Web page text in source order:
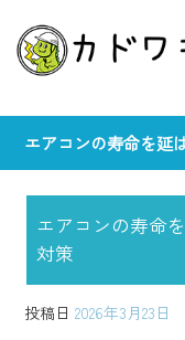
エアコンの寿命を延
エアコンの寿命
対策
投稿日 2026年3月23日